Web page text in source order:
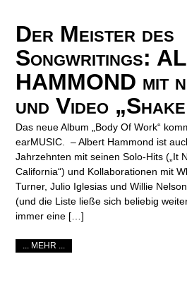
Der Meister des
Songwritings:
HAMMOND mit
und Video
Das neue Album „Body Of Work“
earMUSIC. – Albert Hammond ist
Jahrzehnten mit seinen Solo-Hits („It
California“) und Kollaborationen mit
Turner, Julio Iglesias und Willie
(und die Liste ließe sich beliebig
immer eine […]
... MEHR ...